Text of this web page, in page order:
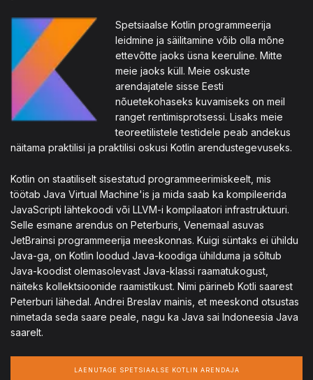
Spetsiaalse Kotlin programmeerija
leidmine ja säilitamine võib olla mõne
ettevõtte jaoks üsna keeruline. Mitte
meie jaoks küll. Meie oskuste
arendajatele sisse Eesti
nõuetekohaseks kuvamiseks on meil
ranget rentimisprotsessi. Lisaks meie
teoreetilistele testidele peab andekus
näitama praktilisi ja praktilisi oskusi Kotlin arendustegevuseks.
Kotlin on staatiliselt sisestatud programmeerimiskeelt, mis
töötab Java Virtual Machine'is ja mida saab ka kompileerida
JavaScripti lähtekoodi või LLVM-i kompilaatori infrastruktuuri.
Selle esmane arendus on Peterburis, Venemaal asuvas
JetBrainsi programmeerija meeskonnas. Kuigi süntaks ei ühildu
Java-ga, on Kotlin loodud Java-koodiga ühilduma ja sõltub
Java-koodist olemasolevast Java-klassi raamatukogust,
näiteks kollektsioonide raamistikust. Nimi pärineb Kotli saarest
Peterburi lähedal. Andrei Breslav mainis, et meeskond otsustas
nimetada seda saare peale, nagu ka Java sai Indoneesia Java
saarelt.
LAENUTAGE SPETSIAALSE KOTLIN ARENDAJA